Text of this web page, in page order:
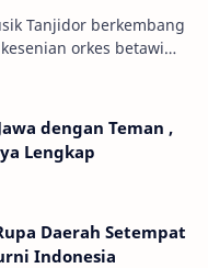
orkes betawi
dengan Teman ,
Lengkap
Daerah Setempat
Indonesia